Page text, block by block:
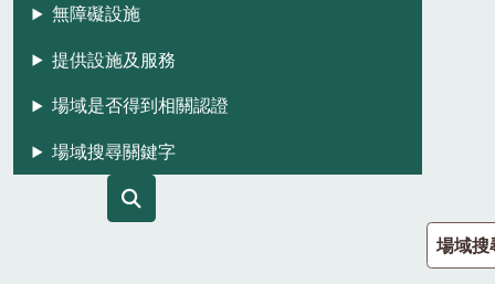
無障礙設施
提供設施及服務
場域是否得到相關認證
場域搜尋關鍵字
場域搜